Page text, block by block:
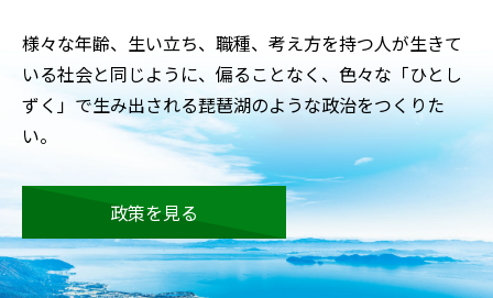
様々な年齢、生い立ち、職種、考え方を持つ人が生きて
いる社会と同じように、偏ることなく、色々な「ひとし
ずく」で生み出される琵琶湖のような政治をつくりた
い。
政策を見る